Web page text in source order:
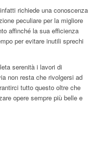
richiede una conoscenza
peculiare per la migliore
affinché la sua efficienza
per evitare inutili sprechi
serenità i lavori di
non resta che rivolgersi ad
tutto questo oltre che
opere sempre più belle e